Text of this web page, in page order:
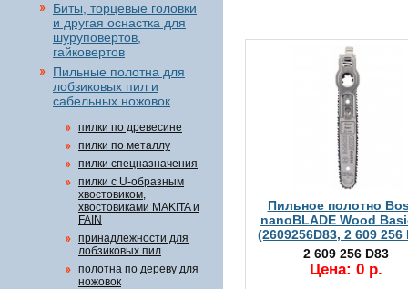
Биты, торцевые головки
и другая оснастка для
шуруповертов,
гайковертов
Пильные полотна для
лобзиковых пил и
сабельных ножовок
пилки по древесине
пилки по металлу
пилки спецназначения
пилки с U-образным
хвостовиком,
хвостовиками MAKITA и
FAIN
принадлежности для
лобзиковых пил
полотна по дереву для
ножовок
Пильное полотно
nanoBLADE Wood
(2609256D83, 2 609 256
2 609 256 D83
Цена: 0 р.